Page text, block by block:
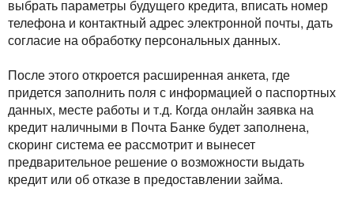
выбрать параметры будущего кредита, вписать номер
телефона и контактный адрес электронной почты, дать
согласие на обработку персональных данных.
После этого откроется расширенная анкета, где
придется заполнить поля с информацией о паспортных
данных, месте работы и т.д. Когда онлайн заявка на
кредит наличными в Почта Банке будет заполнена,
скоринг система ее рассмотрит и вынесет
предварительное решение о возможности выдать
кредит или об отказе в предоставлении займа.